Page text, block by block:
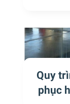
xước,
hàn
tại
máy
Quy
phục